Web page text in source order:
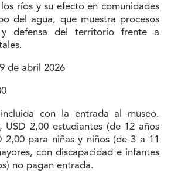
ríos y su efecto en comunidades
del agua, que muestra procesos
defensa del territorio frente a
de abril 2026
con la entrada al museo.
USD 2,00 estudiantes (de 12 años
2,00 para niñas y niños (de 3 a 11
con discapacidad e infantes
no pagan entrada.